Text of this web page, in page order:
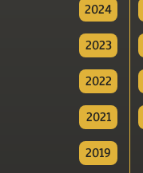
2024
2023
2022
2021
2019